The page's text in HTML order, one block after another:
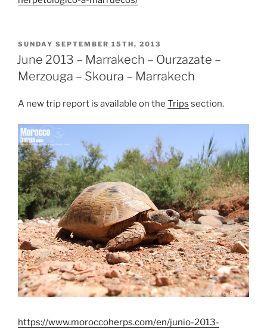
POSTED
ON
SUNDAY SEPTEMBER 15TH, 2013
June 2013 – Marrakech – Ourzazate –
Merzouga – Skoura – Marrakech
A new trip report is available on the Trips section.
https://www.moroccoherps.com/en/junio-2013-